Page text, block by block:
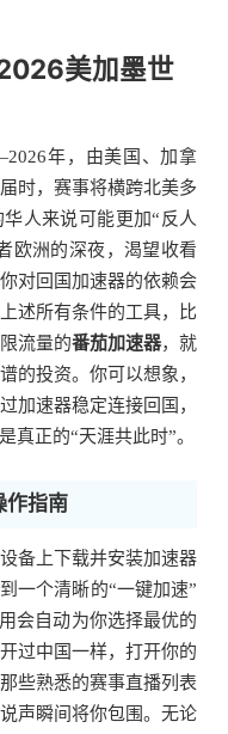
美加墨世
年，由美国、加拿
时，赛事将横跨北美多
人来说可能更加“反人
欧洲的深夜，渴望收看
对回国加速器的依赖会
述所有条件的工具，比
流量的番茄加速器，就
的投资。你可以想象，
加速器稳定连接回国，
真正的“天涯共此时”。
作指南
备上下载并安装加速器
一个清晰的“一键加速”
会自动为你选择最优的
过中国一样，打开你的
些熟悉的赛事直播列表
声瞬间将你包围。无论